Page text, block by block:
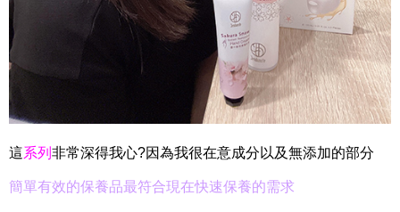
這系列 非常深得我心?因為我很在意成分以及無添加的部分
簡單有效的保養品最符合現在快速保養的需求